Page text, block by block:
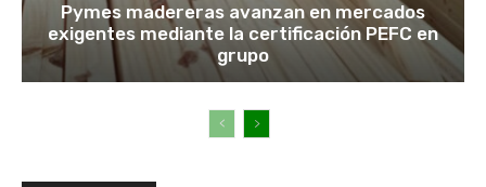
Pymes madereras avanzan en mercados
exigentes mediante la certificación PEFC en
grupo